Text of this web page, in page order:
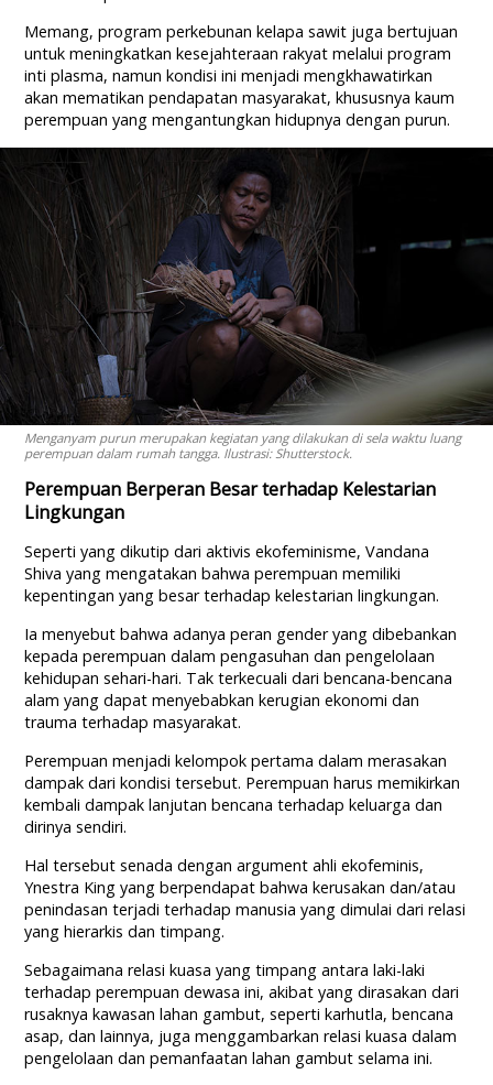
Memang, program perkebunan kelapa sawit juga bertujuan
untuk meningkatkan kesejahteraan rakyat melalui program
inti plasma, namun kondisi ini menjadi mengkhawatirkan
akan mematikan pendapatan masyarakat, khususnya kaum
perempuan yang mengantungkan hidupnya dengan purun.
Menganyam purun merupakan kegiatan yang dilakukan di sela waktu luang
perempuan dalam rumah tangga. Ilustrasi: Shutterstock.
Perempuan Berperan Besar terhadap Kelestarian
Lingkungan
Seperti yang dikutip dari aktivis ekofeminisme, Vandana
Shiva yang mengatakan bahwa perempuan memiliki
kepentingan yang besar terhadap kelestarian lingkungan.
Ia menyebut bahwa adanya peran gender yang dibebankan
kepada perempuan dalam pengasuhan dan pengelolaan
kehidupan sehari-hari. Tak terkecuali dari bencana-bencana
alam yang dapat menyebabkan kerugian ekonomi dan
trauma terhadap masyarakat.
Perempuan menjadi kelompok pertama dalam merasakan
dampak dari kondisi tersebut. Perempuan harus memikirkan
kembali dampak lanjutan bencana terhadap keluarga dan
dirinya sendiri.
Hal tersebut senada dengan argument ahli ekofeminis,
Ynestra King yang berpendapat bahwa kerusakan dan/atau
penindasan terjadi terhadap manusia yang dimulai dari relasi
yang hierarkis dan timpang.
Sebagaimana relasi kuasa yang timpang antara laki-laki
terhadap perempuan dewasa ini, akibat yang dirasakan dari
rusaknya kawasan lahan gambut, seperti karhutla, bencana
asap, dan lainnya, juga menggambarkan relasi kuasa dalam
pengelolaan dan pemanfaatan lahan gambut selama ini.